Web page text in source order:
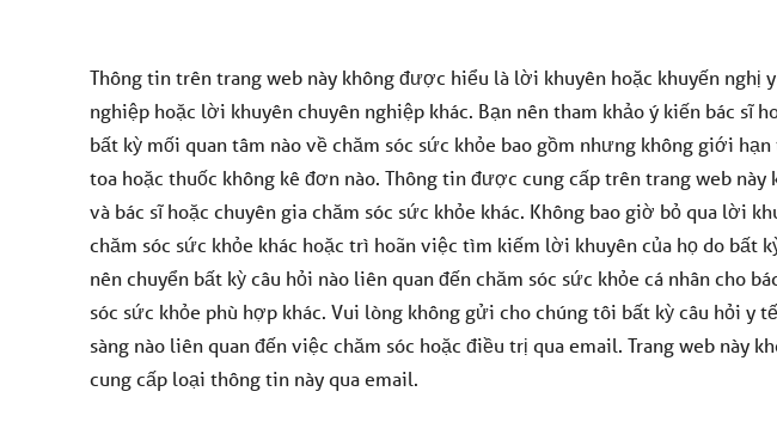
Thông tin trên trang web này không được hiểu là lời khuyên hoặc khuyến nghị
nghiệp hoặc lời khuyên chuyên nghiệp khác. Bạn nên tham khảo ý kiến bác sĩ
bất kỳ mối quan tâm nào về chăm sóc sức khỏe bao gồm nhưng không giới
toa hoặc thuốc không kê đơn nào. Thông tin được cung cấp trên trang web
và bác sĩ hoặc chuyên gia chăm sóc sức khỏe khác. Không bao giờ bỏ qua lời
chăm sóc sức khỏe khác hoặc trì hoãn việc tìm kiếm lời khuyên của họ do bất
nên chuyển bất kỳ câu hỏi nào liên quan đến chăm sóc sức khỏe cá nhân cho
sóc sức khỏe phù hợp khác. Vui lòng không gửi cho chúng tôi bất kỳ câu hỏi y
sàng nào liên quan đến việc chăm sóc hoặc điều trị qua email. Trang web này
cung cấp loại thông tin này qua email.